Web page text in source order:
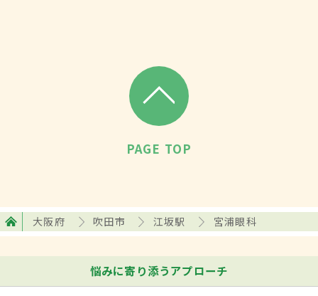
PAGE TOP
大阪府 吹田市 江坂駅 宮浦眼科
悩みに寄り添うアプローチ